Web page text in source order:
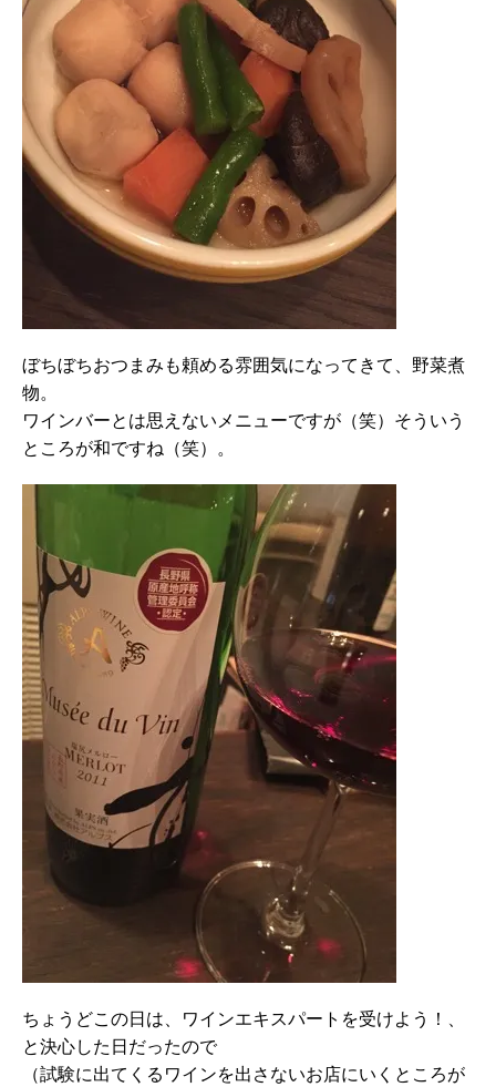
ぼちぼちおつまみも頼める雰囲気になってきて、野菜煮
物。
ワインバーとは思えないメニューですが（笑）そういう
ところが和ですね（笑）。
ちょうどこの日は、ワインエキスパートを受けよう！、
と決心した日だったので
（試験に出てくるワインを出さないお店にいくところが